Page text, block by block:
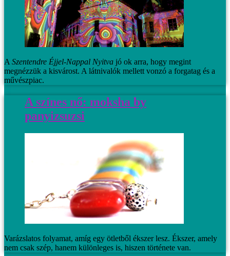
A Szentendre Éjjel-Nappal Nyitva jó ok arra, hogy megint
megnézzük a kisvárost. A látnivalók mellett vonzó a forgatag és a
művészpiac.
A színes nő: moksha by
panyizsuzsi
Varázslatos folyamat, amíg egy ötletből ékszer lesz. Ékszer, amely
nem csak szép, hanem különleges is, hiszen története van.